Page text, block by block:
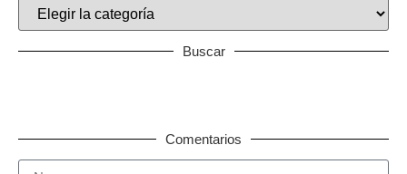
Buscar
Comentarios